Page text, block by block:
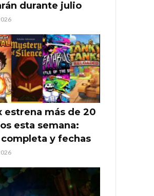
durante julio
estrena más de 20
esta semana:
completa y fechas